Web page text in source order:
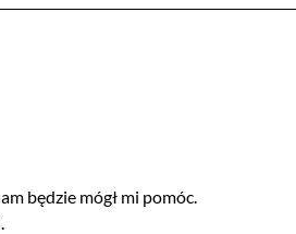
będzie mógł mi pomóc.